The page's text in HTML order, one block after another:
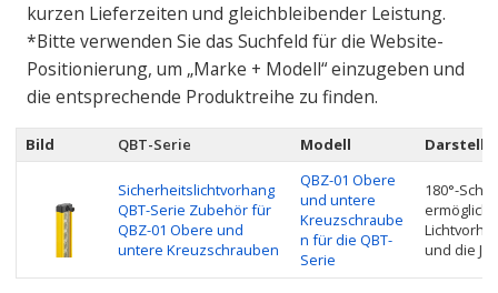
kurzen Lieferzeiten und gleichbleibender Leistung.
*Bitte verwenden Sie das Suchfeld für die Website-
Positionierung, um „Marke + Modell“ einzugeben und
die entsprechende Produktreihe zu finden.
Bild QBT-Serie Modell
Sicherheitslichtvorhang
QBT-Serie Zubehör für
QBZ-01 Obere und
untere Kreuzschrauben
QBZ-01 Obere
und untere
Kreuzschraube
n für die QBT-
Serie
180°-
und die